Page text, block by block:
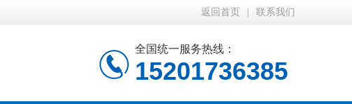
返回首页 联系我们
全国统一服务热线：
15201736385